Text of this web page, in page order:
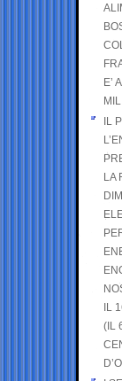
E’
IL
LA
IL
(IL